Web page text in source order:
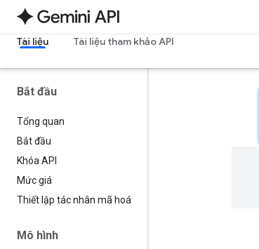
Tài liệu Tài liệu tham khảo API
Bắt đầu
Tổng quan
Bắt đầu
Khóa API
Mức giá
Thiết lập tác nhân mã hoá
Mô hình